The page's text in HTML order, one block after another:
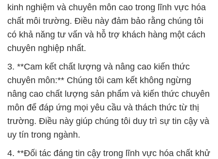
kinh nghiệm và chuyên môn cao trong lĩnh vực hóa
chất môi trường. Điều này đảm bảo rằng chúng tôi
có khả năng tư vấn và hỗ trợ khách hàng một cách
chuyên nghiệp nhất.
3. **Cam kết chất lượng và nâng cao kiến thức
chuyên môn:** Chúng tôi cam kết không ngừng
nâng cao chất lượng sản phẩm và kiến thức chuyên
môn để đáp ứng mọi yêu cầu và thách thức từ thị
trường. Điều này giúp chúng tôi duy trì sự tin cậy và
uy tín trong ngành.
4. **Đối tác đáng tin cậy trong lĩnh vực hóa chất khử